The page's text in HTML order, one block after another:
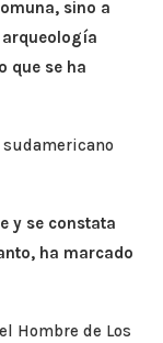
sino a
que se ha
y se constata
ha marcado
Hombre de Los